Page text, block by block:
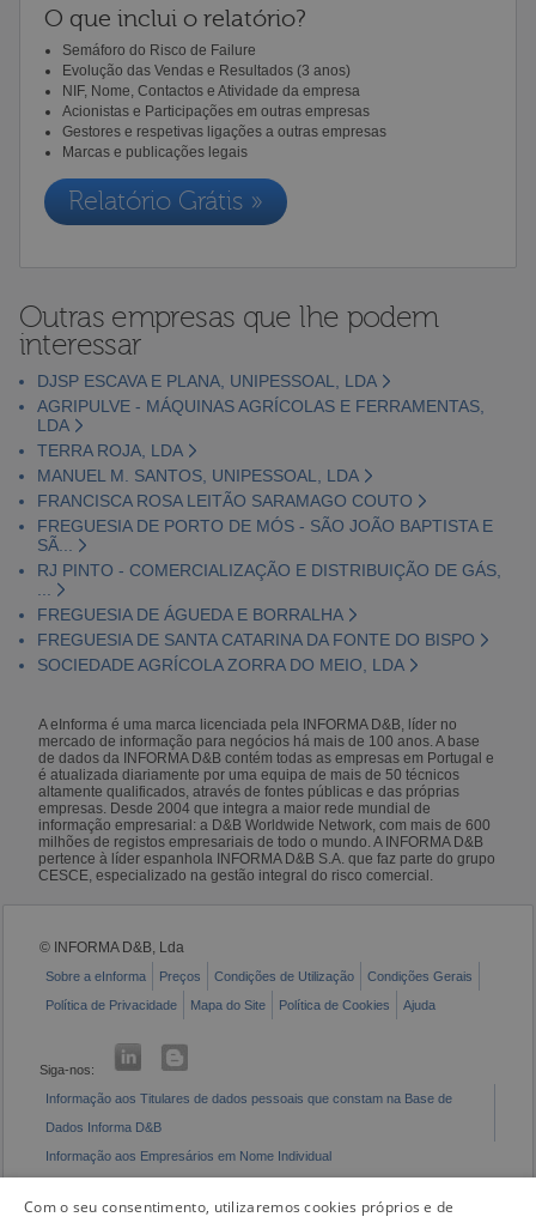
O que inclui o relatório?
Semáforo do Risco de Failure
Evolução das Vendas e Resultados (3 anos)
NIF, Nome, Contactos e Atividade da empresa
Acionistas e Participações em outras empresas
Gestores e respetivas ligações a outras empresas
Marcas e publicações legais
Relatório Grátis »
Outras empresas que lhe podem
interessar
DJSP ESCAVA E PLANA, UNIPESSOAL, LDA
AGRIPULVE - MÁQUINAS AGRÍCOLAS E FERRAMENTAS,
LDA
TERRA ROJA, LDA
MANUEL M. SANTOS, UNIPESSOAL, LDA
FRANCISCA ROSA LEITÃO SARAMAGO COUTO
FREGUESIA DE PORTO DE MÓS - SÃO JOÃO BAPTISTA E
SÃ...
RJ PINTO - COMERCIALIZAÇÃO E DISTRIBUIÇÃO DE GÁS,
FREGUESIA DE ÁGUEDA E BORRALHA
FREGUESIA DE SANTA CATARINA DA FONTE DO BISPO
SOCIEDADE AGRÍCOLA ZORRA DO MEIO, LDA
A eInforma é uma marca licenciada pela INFORMA D&B, líder no
mercado de informação para negócios há mais de 100 anos. A base
de dados da INFORMA D&B contém todas as empresas em Portugal e
é atualizada diariamente por uma equipa de mais de 50 técnicos
altamente qualificados, através de fontes públicas e das próprias
empresas. Desde 2004 que integra a maior rede mundial de
informação empresarial: a D&B Worldwide Network, com mais de 600
milhões de registos empresariais de todo o mundo. A INFORMA D&B
pertence à líder espanhola INFORMA D&B S.A. que faz parte do grupo
CESCE, especializado na gestão integral do risco comercial.
© INFORMA D&B, Lda
Sobre a eInforma Preços Condições de Utilização
Condições Gerais
Política de Privacidade
Mapa do Site Política de Cookies Ajuda
Siga-nos:
Informação aos Titulares de dados pessoais que constam na Base de
Dados Informa D&B
Informação aos Empresários em Nome Individual
Com o seu consentimento, utilizaremos cookies próprios e de